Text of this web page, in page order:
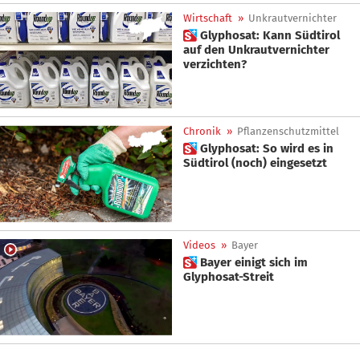
Wirtschaft » Unkrautvernichter
 Glyphosat: Kann Südtirol
auf den Unkrautvernichter
verzichten?
Chronik » Pflanzenschutzmittel
 Glyphosat: So wird es in
Südtirol (noch) eingesetzt
Videos » Bayer
 Bayer einigt sich im
Glyphosat-Streit